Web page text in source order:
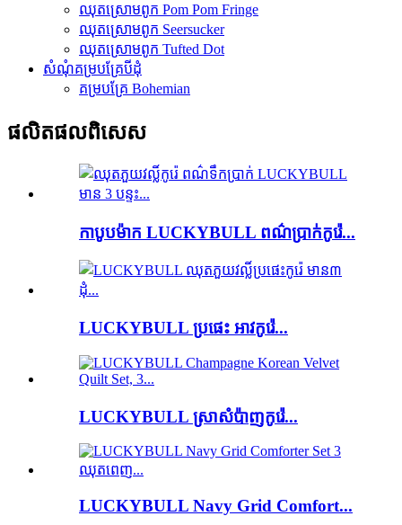
ឈុតស្រោមពូក Pom Pom Fringe
ឈុតស្រោមពូក Seersucker
ឈុតស្រោមពូក Tufted Dot
សំណុំគម្របគ្រែបីដុំ
គម្របគ្រែ Bohemian
ផលិតផល​ពិសេស
កាបូបម៉ាក LUCKYBULL ពណ៌ប្រាក់កូរ៉េ...
LUCKYBULL ប្រផេះ អាវកូរ៉េ...
LUCKYBULL ស្រាសំប៉ាញកូរ៉េ...
LUCKYBULL Navy Grid Comfort...